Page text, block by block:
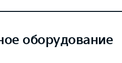
оборудование